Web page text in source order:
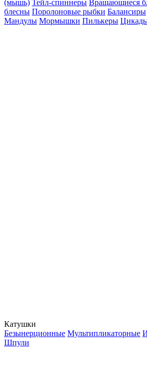
(мышь) Тейл-спиннеры Вращающиеся
блесны Поролоновые рыбки Балансиры
Мандулы Мормышки Пилькеры
Катушки
Безынерционные Мультипликаторные
Шпули